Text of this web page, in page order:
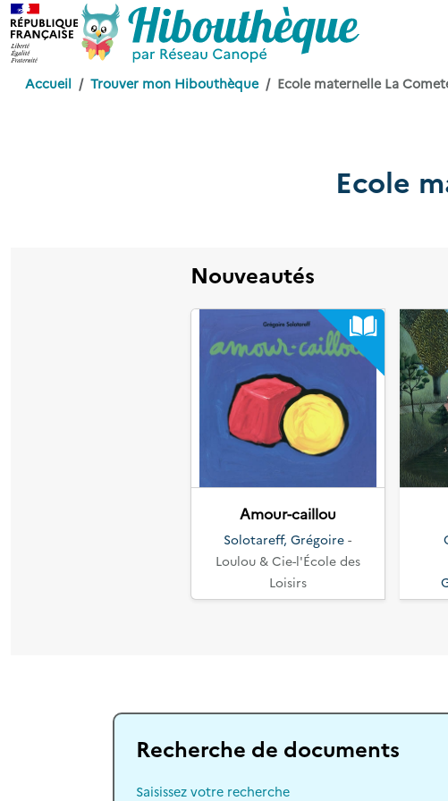
Accueil Trouver mon Hibouthèque Ecole maternelle La
Ecole
Nouveautés
Amour-caillou
Solotareff, Grégoire-
Loulou & Cie-l'École des
Loisirs
Recherche de documents
Saisissez votre recherche